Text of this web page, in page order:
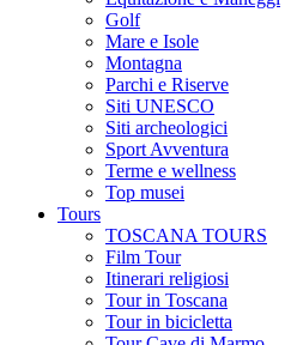
Golf
Mare e Isole
Montagna
Parchi e Riserve
Siti UNESCO
Siti archeologici
Sport Avventura
Terme e wellness
Top musei
Tours
TOSCANA TOURS
Film Tour
Itinerari religiosi
Tour in Toscana
Tour in bicicletta